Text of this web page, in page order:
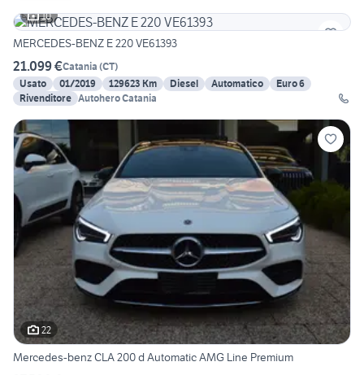
10
MERCEDES-BENZ E 220 VE61393
21.099 €Catania (CT)
Usato
01/2019 129623 Km Diesel Automatico
Euro 6
Rivenditore Autohero Catania
22
Mercedes-benz CLA 200 d Automatic AMG Line Premium